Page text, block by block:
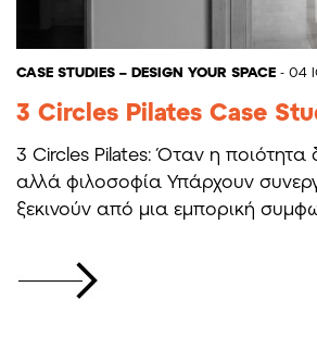
CASE STUDIES – DESIGN YOUR SPACE - 04
3 Circles Pilates Case
3 Circles Pilates: Όταν η ποιότητα
αλλά φιλοσοφία Υπάρχουν
ξεκινούν από μια εμπορική